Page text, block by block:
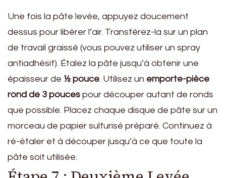
Une fois la pâte levée, appuyez doucement
dessus pour libérer l’air. Transférez-la sur un plan
de travail graissé (vous pouvez utiliser un spray
antiadhésif). Étalez la pâte jusqu’à obtenir une
épaisseur de ½ pouce. Utilisez un emporte-pièce
rond de 3 pouces pour découper autant de ronds
que possible. Placez chaque disque de pâte sur un
morceau de papier sulfurisé préparé. Continuez à
ré-étaler et à découper jusqu’à ce que toute la
pâte soit utilisée.